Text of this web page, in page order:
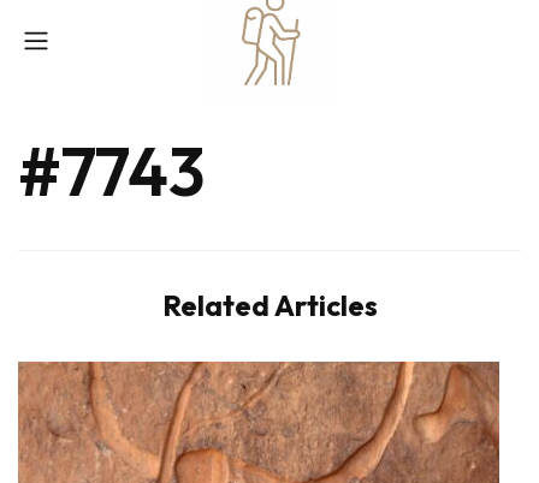
#7743
Related Articles